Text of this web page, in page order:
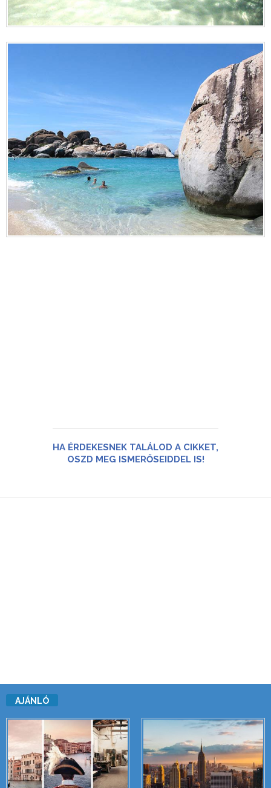
HA ÉRDEKESNEK TALÁLOD A CIKKET,
OSZD MEG ISMERŐSEIDDEL IS!
AJÁNLÓ